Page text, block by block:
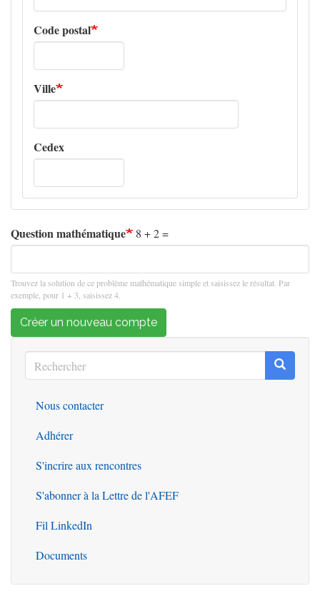
Code postal
Ville
Cedex
Question mathématique 8 + 2 =
Trouvez la solution de ce problème mathématique simple et saisissez le résultat. Par
exemple, pour 1 + 3, saisissez 4.
Créer un nouveau compte
Rechercher
Rechercher
Outils
Nous contacter
Adhérer
S'incrire aux rencontres
S'abonner à la Lettre de l'AFEF
Fil LinkedIn
Documents